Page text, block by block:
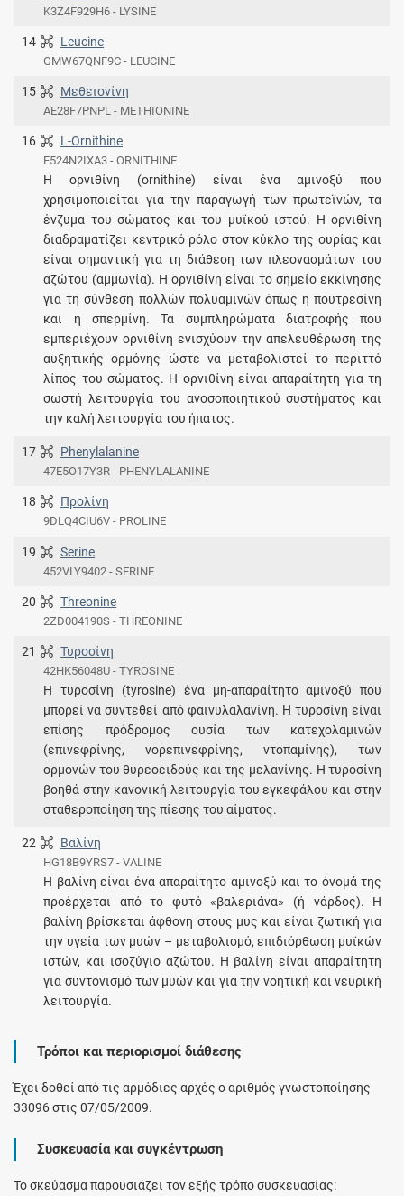
K3Z4F929H6 - LYSINE
14 Leucine
GMW67QNF9C - LEUCINE
15 Μεθειονίνη
AE28F7PNPL - METHIONINE
16 L-Ornithine
E524N2IXA3 - ORNITHINE
Η ορνιθίνη (ornithine) είναι ένα αμινοξύ που
χρησιμοποιείται για την παραγωγή των πρωτεϊνών, τα
ένζυμα του σώματος και του μυϊκού ιστού. Η ορνιθίνη
διαδραματίζει κεντρικό ρόλο στον κύκλο της ουρίας και
είναι σημαντική για τη διάθεση των πλεονασμάτων του
αζώτου (αμμωνία). Η ορνιθίνη είναι το σημείο εκκίνησης
για τη σύνθεση πολλών πολυαμινών όπως η πουτρεσίνη
και η σπερμίνη. Τα συμπληρώματα διατροφής που
εμπεριέχουν ορνιθίνη ενισχύουν την απελευθέρωση της
αυξητικής ορμόνης ώστε να μεταβολιστεί το περιττό
λίπος του σώματος. Η ορνιθίνη είναι απαραίτητη για τη
σωστή λειτουργία του ανοσοποιητικού συστήματος και
την καλή λειτουργία του ήπατος.
17 Phenylalanine
47E5O17Y3R - PHENYLALANINE
18 Προλίνη
9DLQ4CIU6V - PROLINE
19 Serine
452VLY9402 - SERINE
20 Threonine
2ZD004190S - THREONINE
21 Τυροσίνη
42HK56048U - TYROSINE
Η τυροσίνη (tyrosine) ένα μη-απαραίτητο αμινοξύ που
μπορεί να συντεθεί από φαινυλαλανίνη. Η τυροσίνη είναι
επίσης πρόδρομος ουσία των κατεχολαμινών
(επινεφρίνης, νορεπινεφρίνης, ντοπαμίνης), των
ορμονών του θυρεοειδούς και της μελανίνης. Η τυροσίνη
βοηθά στην κανονική λειτουργία του εγκεφάλου και στην
σταθεροποίηση της πίεσης του αίματος.
22 Βαλίνη
HG18B9YRS7 - VALINE
Η βαλίνη είναι ένα απαραίτητο αμινοξύ και το όνομά της
προέρχεται από το φυτό «βαλεριάνα» (ή νάρδος). Η
βαλίνη βρίσκεται άφθονη στους μυς και είναι ζωτική για
την υγεία των μυών – μεταβολισμό, επιδιόρθωση μυϊκών
ιστών, και ισοζύγιο αζώτου. Η βαλίνη είναι απαραίτητη
για συντονισμό των μυών και για την νοητική και νευρική
λειτουργία.
Τρόποι και περιορισμοί διάθεσης
Έχει δοθεί από τις αρμόδιες αρχές ο αριθμός γνωστοποίησης
33096 στις 07/05/2009.
Συσκευασία και συγκέντρωση
Το σκεύασμα παρουσιάζει τον εξής τρόπο συσκευασίας: